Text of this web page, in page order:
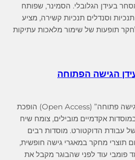
בעידן הגלובלי. הסמינר, שפותח
וסנדלים תנכיות קשירה, מציע
תופעות של שימור מלאכות עתיקות
הגישה הפתוחה
פתיח בעידן המודרני, בו “גישה פתוחה” (Open Access) הופכת
אקדמיים מובילים, צומח שיח
עבודת הדוקטורט. מוסדות רבים
תוצרי מחקר במאגרי גישה חופשית,
פומבי עוד לפני שהבוגר מקבל את